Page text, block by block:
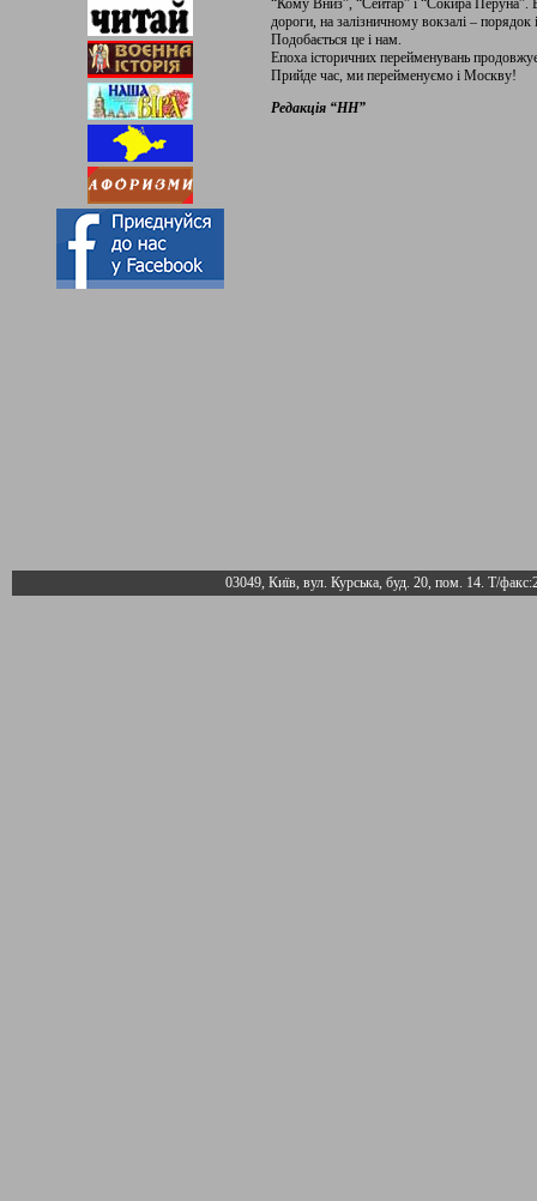
“Кому Вниз”, “Сейтар” і “Сокира
дороги, на залізничному вокзалі – порядок
Подобається це і нам.
Епоха історичних перейменувань
Прийде час, ми перейменуємо і Москву!
Редакція “НН”
03049, Київ, вул. Курська, буд. 20, пом. 14. Т/